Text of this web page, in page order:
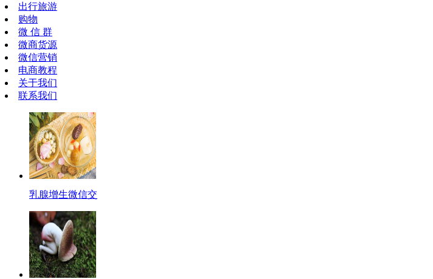
出行旅游
购物
微 信 群
微商货源
微信营销
电商教程
关于我们
联系我们
乳腺增生微信交